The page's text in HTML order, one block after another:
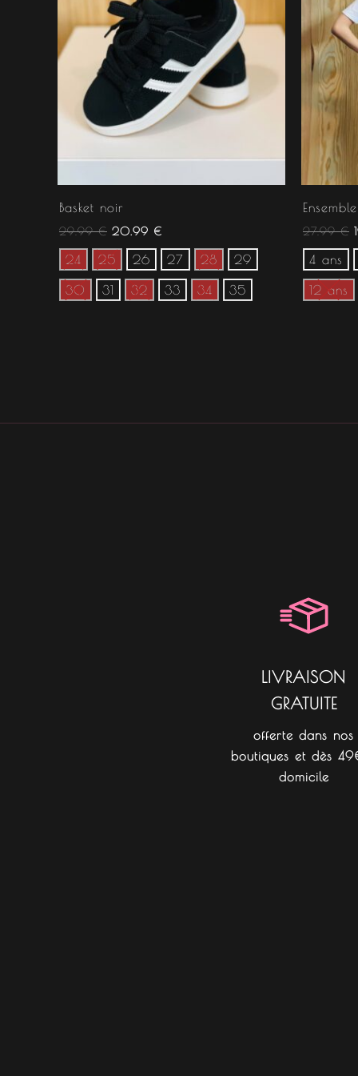
Basket noir
29.99€ 20.99 €
24 25 26 27 28 29
30 31 32 33 34 35
27.99€
4 ans
12 ans
LIVRAISON
GRATUITE
offerte dans nos
boutiques et dès
domicile